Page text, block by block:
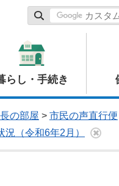
らし・手続き
の部屋 > 市民の声直行便
（令和6年2月）